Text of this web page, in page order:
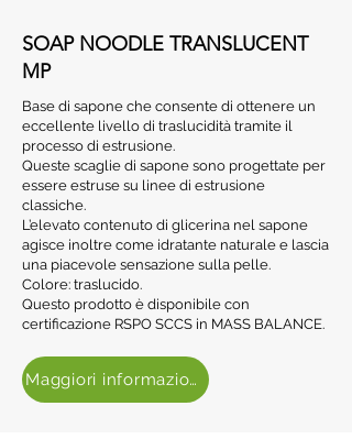
SOAP NOODLE TRANSLUCENT
MP
Base di sapone che consente di ottenere un
eccellente livello di traslucidità tramite il
processo di estrusione.
Queste scaglie di sapone sono progettate per
essere estruse su linee di estrusione
classiche.
L’elevato contenuto di glicerina nel sapone
agisce inoltre come idratante naturale e lascia
una piacevole sensazione sulla pelle.
Colore: traslucido.
Questo prodotto è disponibile con
certificazione RSPO SCCS in MASS BALANCE.
Maggiori informazioni